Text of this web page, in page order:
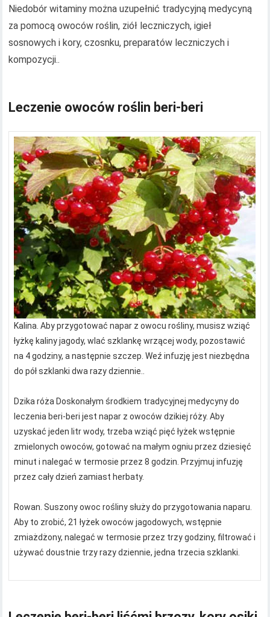
Niedobór witaminy można uzupełnić tradycyjną medycyną
za pomocą owoców roślin, ziół leczniczych, igieł
sosnowych i kory, czosnku, preparatów leczniczych i
kompozycji..
Leczenie owoców roślin beri-beri
Kalina. Aby przygotować napar z owocu rośliny, musisz wziąć
łyżkę kaliny jagody, wlać szklankę wrzącej wody, pozostawić
na 4 godziny, a następnie szczep. Weź infuzję jest niezbędna
do pół szklanki dwa razy dziennie..
Dzika róża Doskonałym środkiem tradycyjnej medycyny do
leczenia beri-beri jest napar z owoców dzikiej róży. Aby
uzyskać jeden litr wody, trzeba wziąć pięć łyżek wstępnie
zmielonych owoców, gotować na małym ogniu przez dziesięć
minut i nalegać w termosie przez 8 godzin. Przyjmuj infuzję
przez cały dzień zamiast herbaty.
Rowan. Suszony owoc rośliny służy do przygotowania naparu.
Aby to zrobić, 21 łyżek owoców jagodowych, wstępnie
zmiażdżony, nalegać w termosie przez trzy godziny, filtrować i
używać doustnie trzy razy dziennie, jedna trzecia szklanki.